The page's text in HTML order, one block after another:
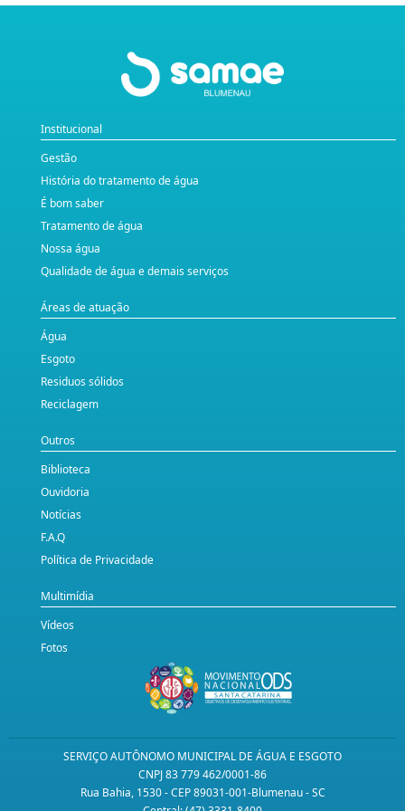
Institucional
Gestão
História do tratamento de água
É bom saber
Tratamento de água
Nossa água
Qualidade de água e demais serviços
Áreas de atuação
Água
Esgoto
Residuos sólidos
Reciclagem
Outros
Biblioteca
Ouvidoria
Notícias
F.A.Q
Política de Privacidade
Multimídia
Vídeos
Fotos
SERVIÇO AUTÔNOMO MUNICIPAL DE ÁGUA E ESGOTO
CNPJ 83 779 462/0001-86
Rua Bahia, 1530 - CEP 89031-001-Blumenau - SC